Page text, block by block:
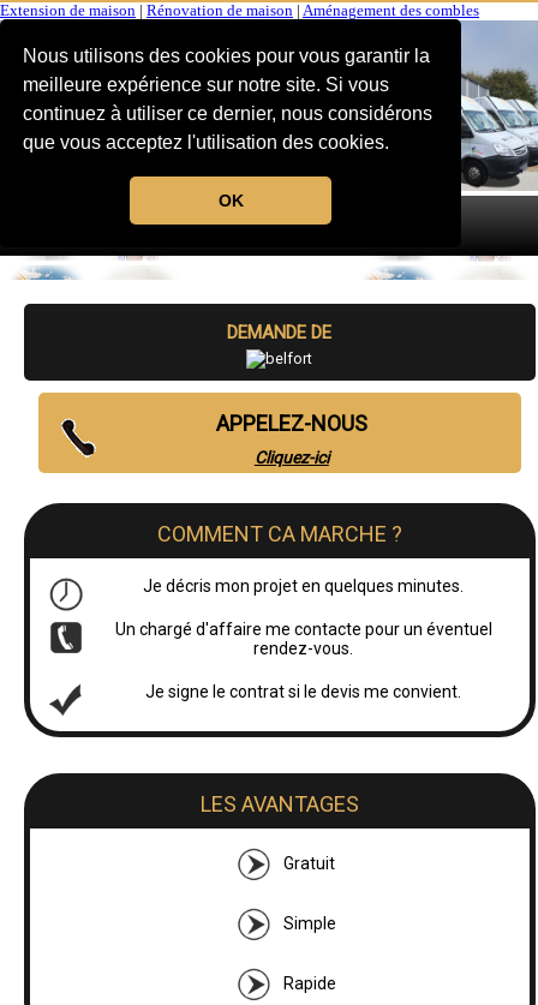
Nous utilisons des cookies pour vous garantir la
meilleure expérience sur notre site. Si vous
continuez à utiliser ce dernier, nous considérons
que vous acceptez l'utilisation des cookies.
OK
Extension de maison Rénovation de maison Aménagement des combles
MENU
DEMANDE DE
APPELEZ-NOUS
Cliquez-ici
COMMENT CA MARCHE ?
Je décris mon projet en quelques minutes.
Un chargé d'affaire me contacte pour un éventuel
rendez-vous.
Je signe le contrat si le devis me convient.
LES AVANTAGES
Gratuit
Simple
Rapide